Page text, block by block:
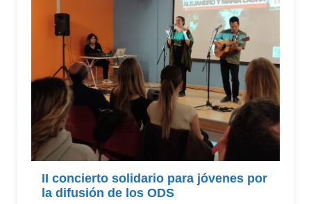
II concierto solidario para jóvenes por
la difusión de los ODS